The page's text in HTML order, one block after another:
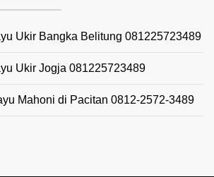
Ukir Bangka Belitung 081225723489
Ukir Jogja 081225723489
Mahoni di Pacitan 0812-2572-3489